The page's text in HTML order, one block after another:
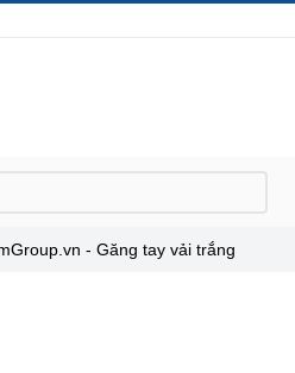
- Găng tay vải trắng